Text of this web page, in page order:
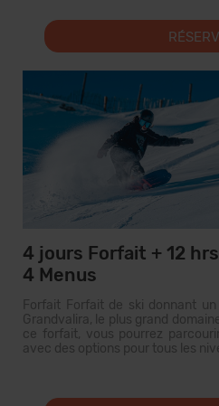
4 jours Forfait + 12
4 Menus
Forfait Forfait de ski donnant
Grandvalira, le plus grand
ce forfait, vous pourrez
avec des options pour tous les